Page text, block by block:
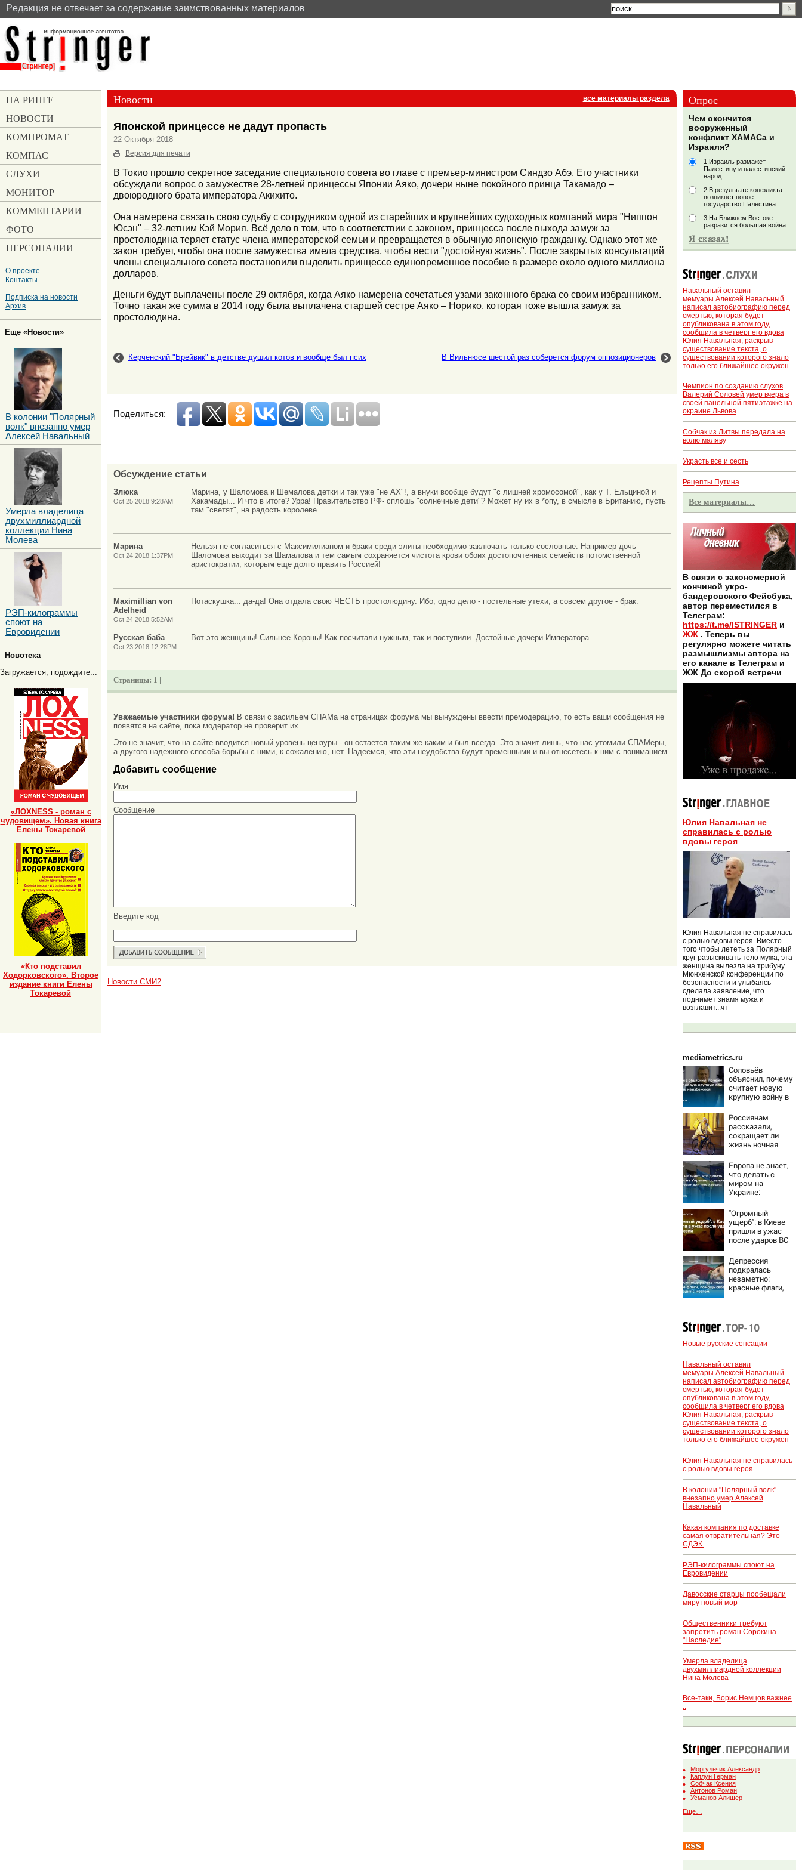
Pедакция не отвечает за содержание заимствованных материалов
Новости все материалы раздела
Японской принцессе не дадут пропасть
22 Октября 2018
Версия для печати
В Токио прошло секретное заседание специального совета во главе с премьер-министром Синдзо Абэ. Его участники
обсуждали вопрос о замужестве 28-летней принцессы Японии Аяко, дочери ныне покойного принца Такамадо –
двоюродного брата императора Акихито.
Она намерена связать свою судьбу с сотрудником одной из старейших и крупнейших судоходных компаний мира "Ниппон
Юсэн" – 32-летним Кэй Мория. Всё дело в том, что в соответствии с законом, принцесса после выхода замуж за
простолюдина теряет статус члена императорской семьи и превращается в обычную японскую гражданку. Однако этот же
закон требует, чтобы она после замужества имела средства, чтобы вести "достойную жизнь". После закрытых консультаций
члены специального совета постановили выделить принцессе единовременное пособие в размере около одного миллиона
долларов.
Деньги будут выплачены после 29 октября, когда Аяко намерена сочетаться узами законного брака со своим избранником.
Точно такая же сумма в 2014 году была выплачена старшей сестре Аяко – Норико, которая тоже вышла замуж за
простолюдина.
Керченский "Брейвик" в детстве душил котов и вообще был псих В Вильнюсе шестой раз соберется форум оппозиционеров
Поделиться:
Обсуждение статьи
Злюка
Oct 25 2018 9:28AM
Марина, у Шаломова и Шемалова детки и так уже "не АХ"!, а внуки вообще будут "с лишней хромосомой", как у Т. Ельциной и
Хакамады... И что в итоге? Урра! Правительство РФ- сплошь "солнечные дети"? Может ну их в *опу, в смысле в Британию, пусть
там "светят", на радость королеве.
Марина
Oct 24 2018 1:37PM
Нельзя не согласиться с Максимилианом и браки среди элиты необходимо заключать только сословные. Например дочь
Шаломова выходит за Шамалова и тем самым сохраняется чистота крови обоих достопочтенных семейств потомственной
аристократии, которым еще долго править Россией!
Maximillian von
Adelheid
Oct 24 2018 5:52AM
Потаскушка... да-да! Она отдала свою ЧЕСТЬ простолюдину. Ибо, одно дело - постельные утехи, а совсем другое - брак.
Русская баба
Oct 23 2018 12:28PM
Вот это женщины! Сильнее Короны! Как посчитали нужным, так и поступили. Достойные дочери Императора.
Страницы: 1 |
Уважаемые участники форума! В связи с засильем СПАМа на страницах форума мы вынуждены ввести премодерацию, то есть ваши сообщения не
появятся на сайте, пока модератор не проверит их.
Это не значит, что на сайте вводится новый уровень цензуры - он остается таким же каким и был всегда. Это значит лишь, что нас утомили СПАМеры,
а другого надежного способа борьбы с ними, к сожалению, нет. Надеемся, что эти неудобства будут временными и вы отнесетесь к ним с пониманием.
Добавить сообщение
Имя
Сообщение
Введите код
Новости СМИ2
Опрос
Чем окончится
вооруженный
конфликт ХАМАСа и
Израиля?
1.Израиль размажет
Палестину и палестинский
народ
2.В результате конфликта
возникнет новое
государство Палестина
3.На Ближнем Востоке
разразится большая война
Навальный оставил
мемуары.Алексей Навальный
написал автобиографию перед
смертью, которая будет
опубликована в этом году,
сообщила в четверг его вдова
Юлия Навальная, раскрыв
существование текста, о
существовании которого знало
только его ближайшее окружен
Чемпион по созданию слухов
Валерий Соловей умер вчера в
своей панельной пятиэтажке на
окраине Львова
Собчак из Литвы передала на
волю маляву
Украсть все и сесть
Рецепты Путина
Все материалы…
В связи с закономерной
кончиной укро-
бандеровского Фейсбука,
автор переместился в
Телеграм:
https://t.me/ISTRINGER и
ЖЖ . Теперь вы
регулярно можете читать
размышлизмы автора на
его канале в Телеграм и
ЖЖ До скорой встречи
Юлия Навальная не
справилась с ролью
вдовы героя
Юлия Навальная не справилась
с ролью вдовы героя. Вместо
того чтобы лететь за Полярный
круг разыскивать тело мужа, эта
женщина вылезла на трибуну
Мюнхенской конференции по
безопасности и улыбаясь
сделала заявление, что
поднимет знамя мужа и
возглавит...чт
mediametrics.ru
Соловьёв
объяснил, почему
считает новую
крупную войну в
неизбежной
Россиянам
рассказали,
сокращает ли
жизнь ночная
Европа не знает,
что делать с
миром на
Украине:
грозит для нее
хаосом
"Огромный
ущерб": в Киеве
пришли в ужас
после ударов ВС
Депрессия
подкралась
незаметно:
красные флаги,
Новые русские сенсации
Навальный оставил
мемуары.Алексей Навальный
написал автобиографию перед
смертью, которая будет
опубликована в этом году,
сообщила в четверг его вдова
Юлия Навальная, раскрыв
существование текста, о
существовании которого знало
только его ближайшее окружен
Юлия Навальная не справилась
с ролью вдовы героя
В колонии "Полярный волк"
внезапно умер Алексей
Навальный
Какая компания по доставке
самая отвратительная? Это
СДЭК.
РЭП-килограммы споют на
Евровидении
Давосские старцы пообещали
миру новый мор
Общественники требуют
запретить роман Сорокина
"Наследие"
Умерла владелица
двухмиллиардной коллекции
Нина Молева
Все-таки, Борис Немцов важнее
..
Моргульчик Александр
Каплун Герман
Собчак Ксения
Антонов Роман
Усманов Алишер
Еще…
НА РИНГЕ
НОВОСТИ
КОМПРОМАТ
КОМПАС
СЛУХИ
МОНИТОР
КОММЕНТАРИИ
ФОТО
ПЕРСОНАЛИИ
О проекте
Контакты
Подписка на новости
Архив
Еще «Новости»
В колонии "Полярный
волк" внезапно умер
Алексей Навальный
Умерла владелица
двухмиллиардной
коллекции Нина
Молева
РЭП-килограммы
споют на
Евровидении
Новотека
Загружается, подождите...
«ЛОХNESS - роман с
чудовищем». Новая книга
Елены Токаревой
«Кто подставил
Ходорковского». Второе
издание книги Елены
Токаревой